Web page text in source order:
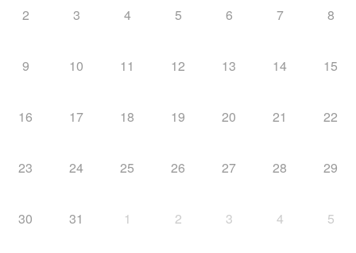
2 3 4 5 6 7 8
9 10 11 12 13 14 15
16 17 18 19 20 21 22
23 24 25 26 27 28 29
30 31 1 2 3 4 5